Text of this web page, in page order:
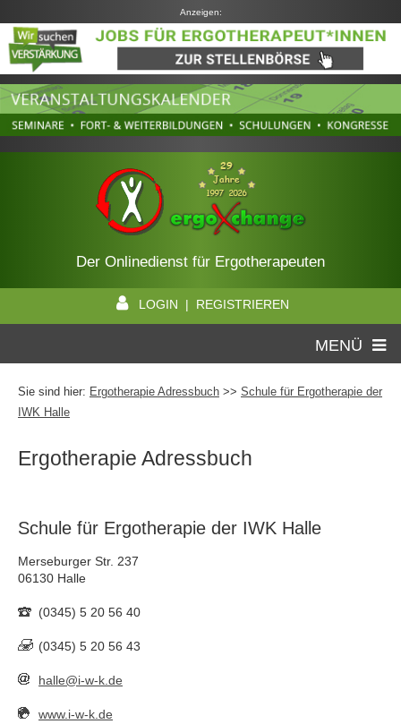
Anzeigen:
Der Onlinedienst für Ergotherapeuten
LOGIN | REGISTRIEREN
MENÜ
Sie sind hier: Ergotherapie Adressbuch >> Schule für Ergotherapie der
IWK Halle
Ergotherapie Adressbuch
Schule für Ergotherapie der IWK Halle
Merseburger Str. 237
06130 Halle
(0345) 5 20 56 40
(0345) 5 20 56 43
halle@i-w-k.de
www.i-w-k.de